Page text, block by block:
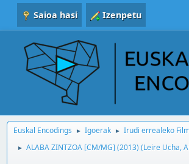
Saioa hasi Izenpetu
Euskal Encodings ► Igoerak ► Irudi errealeko
►
ALABA ZINTZOA [CM/MG] (2013) (Leire Ucha,